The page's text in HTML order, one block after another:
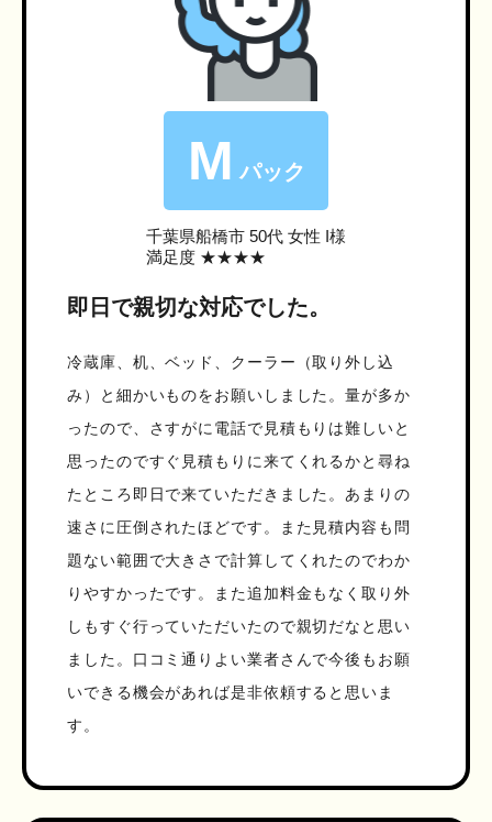
M パック
千葉県船橋市 50代 女性 I様
満足度 ★★★★
即日で親切な対応でした。
冷蔵庫、机、ベッド、クーラー（取り外し込
み）と細かいものをお願いしました。量が多か
ったので、さすがに電話で見積もりは難しいと
思ったのですぐ見積もりに来てくれるかと尋ね
たところ即日で来ていただきました。あまりの
速さに圧倒されたほどです。また見積内容も問
題ない範囲で大きさで計算してくれたのでわか
りやすかったです。また追加料金もなく取り外
しもすぐ行っていただいたので親切だなと思い
ました。口コミ通りよい業者さんで今後もお願
いできる機会があれば是非依頼すると思いま
す。